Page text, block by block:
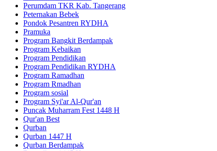
Perumdam TKR Kab. Tangerang
Peternakan Bebek
Pondok Pesantren RYDHA
Pramuka
Program Bangkit Berdampak
Program Kebaikan
Program Pendidikan
Program Pendidikan RYDHA
Program Ramadhan
Program Rmadhan
Program sosial
Program Syi'ar Al-Qur'an
Puncak Muharram Fest 1448 H
Qur'an Best
Qurban
Qurban 1447 H
Qurban Berdampak